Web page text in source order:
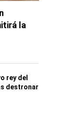
la
rey del
destronar